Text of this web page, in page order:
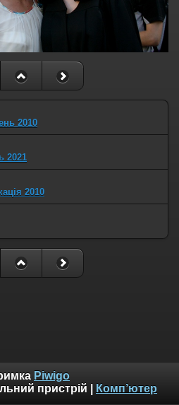
2010
2021
2010
Piwigo
пристрій Комп’ютер